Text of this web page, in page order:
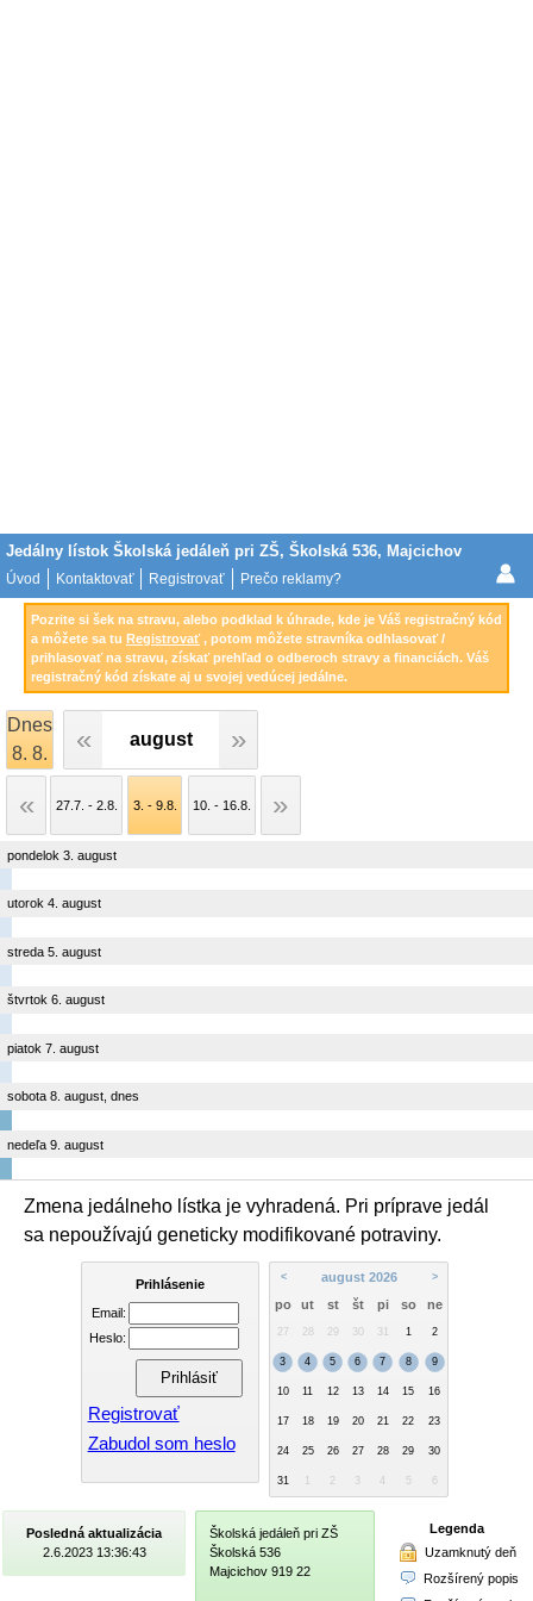
Jedálny lístok Školská jedáleň pri ZŠ, Školská 536, Majcichov
Úvod Kontaktovať Registrovať Prečo reklamy?
Pozrite si šek na stravu, alebo podklad k úhrade, kde je Váš registračný kód
a môžete sa tu Registrovať, potom môžete stravníka odhlasovať /
prihlasovať na stravu, získať prehľad o odberoch stravy a financiách. Váš
registračný kód získate aj u svojej vedúcej jedálne.
Dnes
8. 8.
august
27.7. - 2.8. 3. - 9.8. 10. - 16.8.
pondelok 3. august
utorok 4. august
streda 5. august
štvrtok 6. august
piatok 7. august
sobota 8. august, dnes
nedeľa 9. august
Zmena jedálneho lístka je vyhradená. Pri príprave jedál
sa nepoužívajú geneticky modifikované potraviny.
Prihlásenie
Email:
Heslo:
Registrovať
Zabudol som heslo
< august 2026 >
po ut st št pi so ne
27 28 29 30 31 1 2
3 4 5 6 7 8 9
10 11 12 13 14 15 16
17 18 19 20 21 22 23
24 25 26 27 28 29 30
31 2 3 4 5 6
Posledná aktualizácia
2.6.2023 13:36:43
Školská jedáleň pri ZŠ
Školská 536
Majcichov 919 22
Legenda
Uzamknutý deň
Rozšírený popis